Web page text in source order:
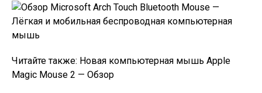
Читайте также: Новая компьютерная мышь Apple
Magic Mouse 2 — Обзор